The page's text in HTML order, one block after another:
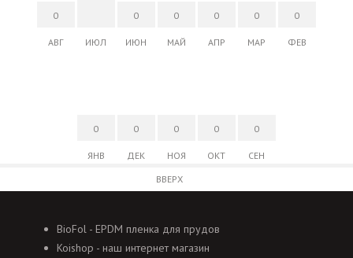
0
АВГ ИЮЛ
0
ИЮН
0
МАЙ
0
АПР
0
МАР
0
ФЕВ
0
ЯНВ
0
ДЕК
0
НОЯ
0
ОКТ
0
СЕН
ВВЕРХ
BioFol - EPDM пленка для прудов
Koishop - наш интернет магазин